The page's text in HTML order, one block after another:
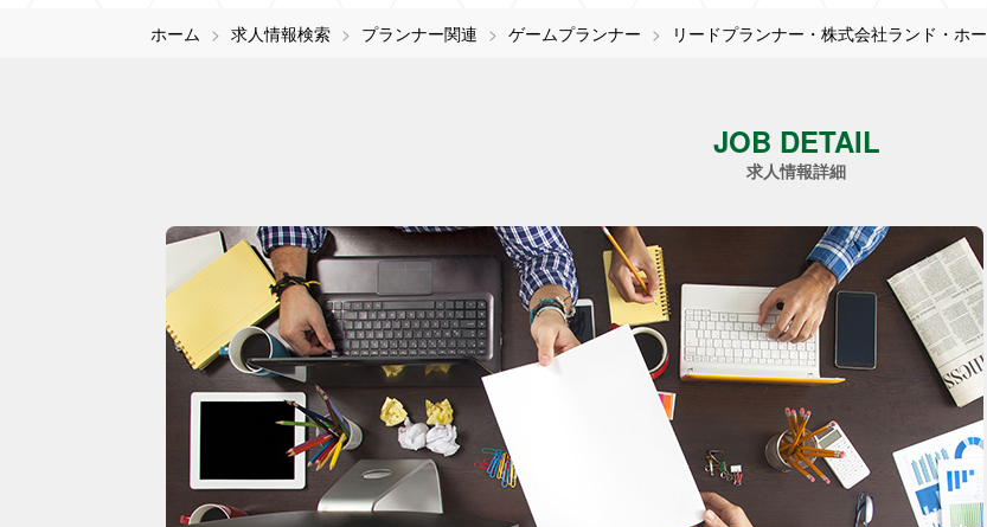
ホーム 求人情報検索 プランナー関連 ゲームプランナー リードプランナー・株式会社ランド・ホー
JOB DETAIL
求人情報詳細